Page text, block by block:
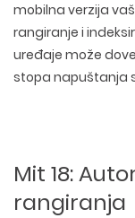
mobilna verzija
rangiranje i
uređaje može
stopa napuštanja
Mit 18:
rangiranja